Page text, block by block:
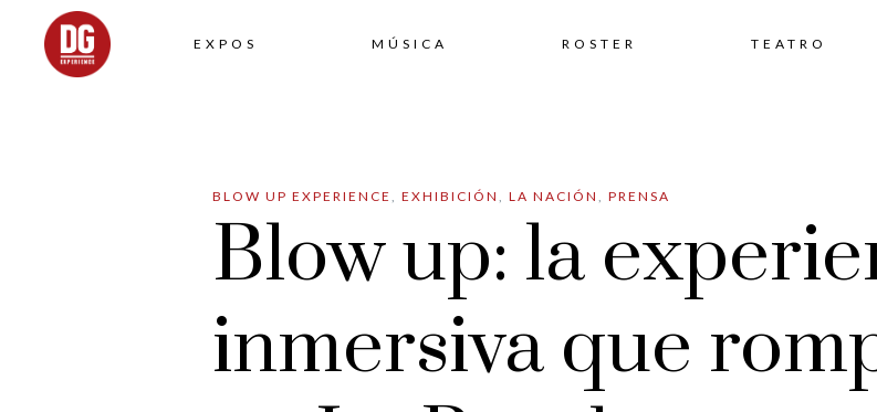
Skip
content
EXPOS MÚSICA ROSTER TEATRO
BLOW UP EXPERIENCE , EXHIBICIÓN , LA NACIÓN , PRENSA
Blow up: la
inmersiva que